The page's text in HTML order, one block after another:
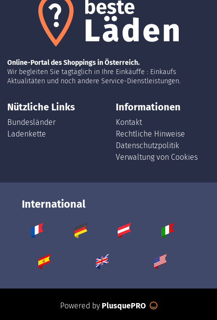
Online-Portal des Shoppings in Österreich.
Wir begleiten Sie tagtäglich in Ihre Einkäuffe : Einkaufs
Aktualitäten und noch andere Service-Dienstleistungen.
Nützliche Links
Bundesländer
Ladenkette
Informationen
Kontakt
Rechtliche Hinweise
Datenschutzpolitik
Verwaltung von Cookies
International
Powered by PlusquePRO